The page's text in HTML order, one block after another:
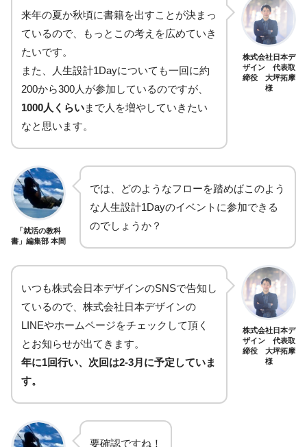
来年の夏か秋頃に書籍を出すことが決まっ
ているので、もっとこの考えを広めていき
たいです。
また、人生設計1Dayについても一回に約
200から300人が参加しているのですが、
1000人くらいまで人を増やしていきたい
なと思います。
株式会社日本デ
ザイン 代表取
締役 大坪拓摩
様
「就活の教科
書」編集部 本間
では、どのようなフローを踏めばこのよう
な人生設計1Dayのイベントに参加できる
のでしょうか？
いつも株式会日本デザインのSNSで告知し
ているので、株式会社日本デザインの
LINEやホームページをチェックして頂く
とお知らせが出てきます。
年に1回行い、次回は2‐3月に予定していま
す。
株式会社日本デ
ザイン 代表取
締役 大坪拓摩
様
要確認ですね！